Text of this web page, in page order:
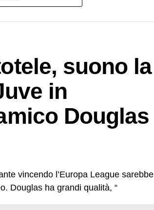
suono la
in
Douglas
vincendo l’Europa League sarebbe
Douglas ha grandi qualità, “